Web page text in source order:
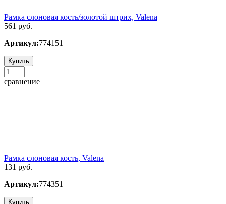
Рамка слоновая кость/золотой штрих, Valena
561 руб.
Артикул:774151
Купить
сравнение
Рамка слоновая кость, Valena
131 руб.
Артикул:774351
Купить